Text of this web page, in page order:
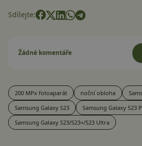
Sdílejte:
Žádné komentáře
200 MPx fotoaparát noční obloha
Samsung Galaxy S23
Samsung Galaxy S23
Samsung Galaxy S23/S23+/S23 Ultra